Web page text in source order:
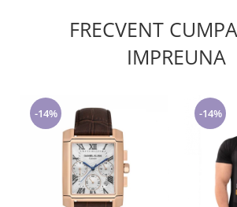
FRECVENT
IMPREUNA
-14% -14%